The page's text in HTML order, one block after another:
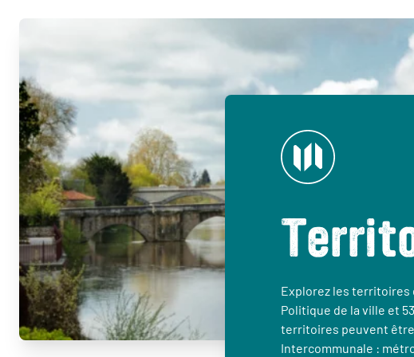
Explorez les territoires
Politique de la ville et
territoires peuvent
Intercommunale :